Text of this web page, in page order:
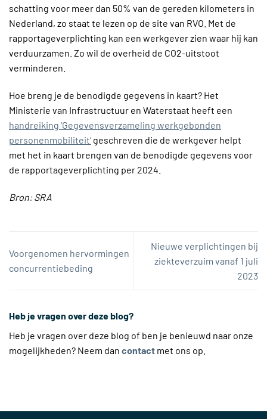
schatting voor meer dan 50% van de gereden kilometers in
Nederland, zo staat te lezen op de site van RVO. Met de
rapportageverplichting kan een werkgever zien waar hij kan
verduurzamen. Zo wil de overheid de CO2-uitstoot
verminderen.
Hoe breng je de benodigde gegevens in kaart? Het
Ministerie van Infrastructuur en Waterstaat heeft een
handreiking ‘Gegevensverzameling werkgebonden
personenmobiliteit’ geschreven die de werkgever helpt
met het in kaart brengen van de benodigde gegevens voor
de rapportageverplichting per 2024.
Bron: SRA
Voorgenomen hervormingen
concurrentiebeding
Nieuwe verplichtingen bij
ziekteverzuim vanaf 1 juli
2023
Heb je vragen over deze blog?
Heb je vragen over deze blog of ben je benieuwd naar onze
mogelijkheden? Neem dan contact met ons op.